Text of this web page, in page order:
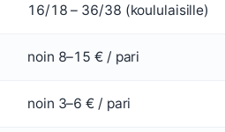
16/18 – 36/38 (koululaisille)
noin 8–15 € / pari
noin 3–6 € / pari